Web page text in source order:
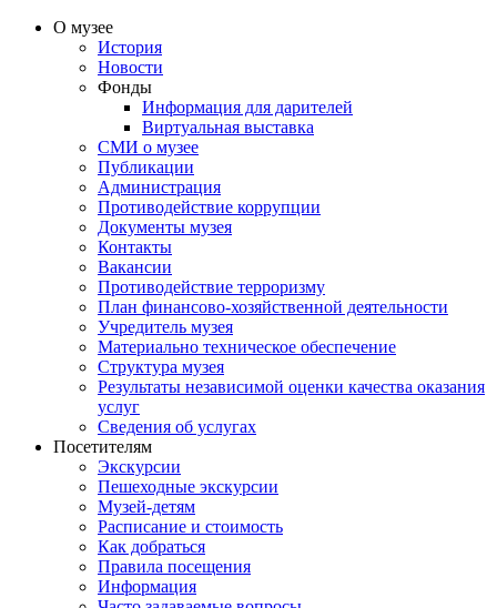
О музее
История
Новости
Фонды
Информация для дарителей
Виртуальная выставка
СМИ о музее
Публикации
Администрация
Противодействие коррупции
Документы музея
Контакты
Вакансии
Противодействие терроризму
План финансово-хозяйственной деятельности
Учредитель музея
Материально техническое обеспечение
Структура музея
Результаты независимой оценки качества оказания
услуг
Сведения об услугах
Посетителям
Экскурсии
Пешеходные экскурсии
Музей-детям
Расписание и стоимость
Как добраться
Правила посещения
Информация